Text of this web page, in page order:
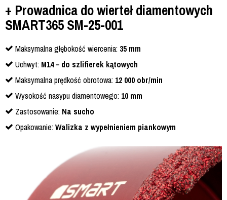
+ Prowadnica do wierteł diamentowych
SMART365 SM-25-001
Maksymalna głębokość wiercenia: 35 mm
Uchwyt: M14 – do szlifierek kątowych
Maksymalna prędkość obrotowa: 12 000 obr/min
Wysokość nasypu diamentowego: 10 mm
Zastosowanie: Na sucho
Opakowanie:Walizka z wypełnieniem piankowym